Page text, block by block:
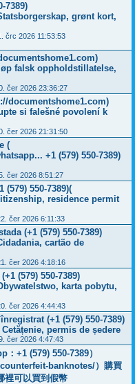
7389)
grønt kort,
črc 2026 11:53:53
falsk oppholdstillatelse,
čer 2026 23:36:27
documentshome1.com)
si falešné povolení k
čer 2026 21:31:50
(
+1 (579) 550-7389)
čer 2026 8:51:27
550-7389)(
residence permit
čer 2026 6:11:33
(+1 (579) 550-7389)
cartão de
čer 2026 4:18:16
(579) 550-7389)
karta pobytu,
čer 2026 4:44:43
(+1 (579) 550-7389)
permis de ședere
čer 2026 4:47:43
+1 (579) 550-7389）
banknotes/）購買
裡可以買到假幣